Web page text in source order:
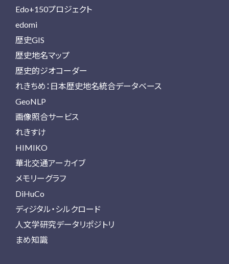
Edo+150プロジェクト
edomi
歴史GIS
歴史地名マップ
歴史的ジオコーダー
れきちめ：日本歴史地名統合データベース
GeoNLP
画像照合サービス
れきすけ
HIMIKO
華北交通アーカイブ
メモリーグラフ
DiHuCo
ディジタル・シルクロード
人文学研究データリポジトリ
まめ知識